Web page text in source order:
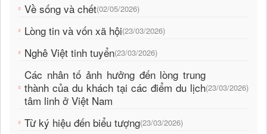
Về sống và chết(02/05/2026)
Lòng tin và vốn xã hội(23/03/2026)
Nghê Việt tinh tuyển(23/03/2026)
Các nhân tố ảnh hưởng đến lòng trung
thành của du khách tại các điểm du lịch
tâm linh ở Việt Nam
(23/03/2026)
Từ ký hiệu đến biểu tượng(23/03/2026)